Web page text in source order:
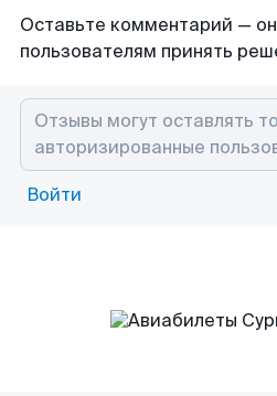
Оставьте комментарий —
пользователям принять
Войти